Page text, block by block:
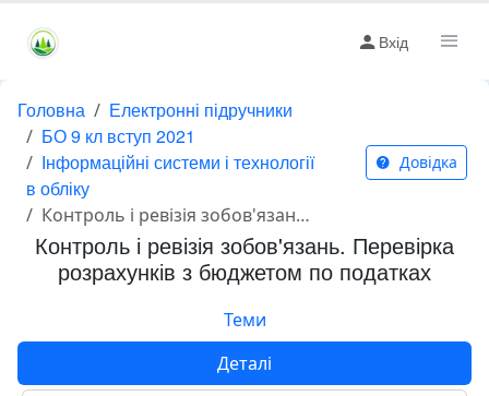
Вхід
Головна
Електронні підручники
БО 9 кл вступ 2021
Інформаційні системи і технології
в обліку
Контроль і ревізія зобов'язань. Перевірка розрахунків з бюджетом по податках
Довідка
Контроль і ревізія зобов'язань. Перевірка
розрахунків з бюджетом по податках
Теми
Деталі